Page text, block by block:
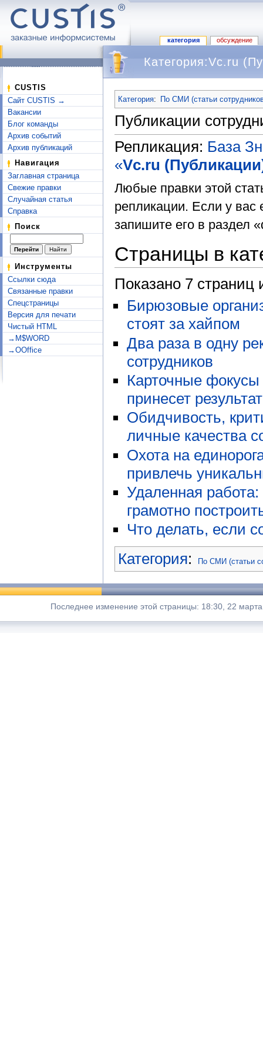
категория обсуждение
CUSTIS
Сайт CUSTIS →
Вакансии
Блог команды
Архив событий
Архив публикаций
Навигация
Заглавная страница
Свежие правки
Случайная статья
Справка
Поиск
Инструменты
Ссылки сюда
Связанные правки
Спецстраницы
Версия для печати
Чистый HTML
→M$WORD
→OOffice
Категория:Vc.ru
Категория: По СМИ (статьи
Публикации
Репликация: База
«Vc.ru
Любые правки этой
репликации. Если у вас
запишите его в раздел
Страницы в
Показано 7 страниц
Бирюзовые
стоят за хайпом
Два раза в одну
сотрудников
Карточные
принесет
Обидчивость,
личные качества
Охота на
привлечь
Удаленная
грамотно
Что делать, если
Категория: По СМИ (статьи
Последнее изменение этой страницы: 18:30, 22